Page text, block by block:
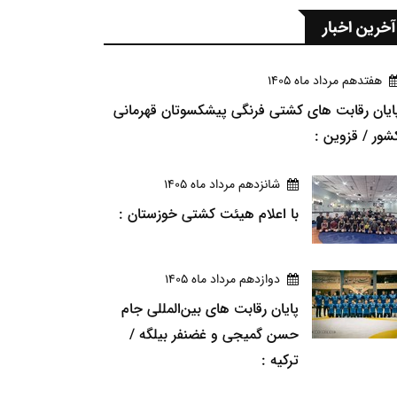
آخرین اخبار
هفتدهم مرداد ماه 1405
رقابت های کشتی فرنگی پیشکسوتان قهرمانی
/ قزوین :
شانزدهم مرداد ماه 1405
با اعلام هیئت کشتی خوزستان :
دوازدهم مرداد ماه 1405
پایان رقابت های بین‌المللی جام
حسن گمیجی و غضنفر بیلگه /
ترکیه :